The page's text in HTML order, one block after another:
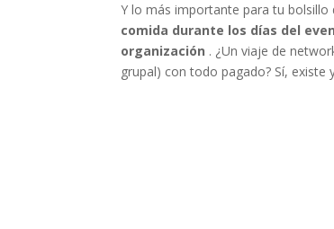
Y lo más importante para tu bolsillo
comida durante los días del
organización . ¿Un viaje de
grupal) con todo pagado? Sí,